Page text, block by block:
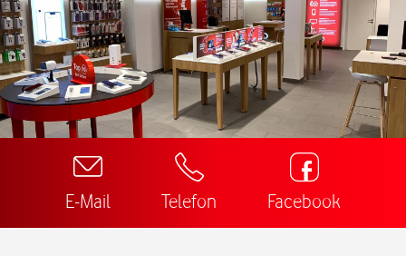
E-Mail Telefon Facebook